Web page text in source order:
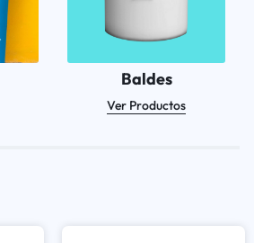
Baldes
Ver Productos